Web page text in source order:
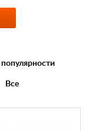
популярности
Все